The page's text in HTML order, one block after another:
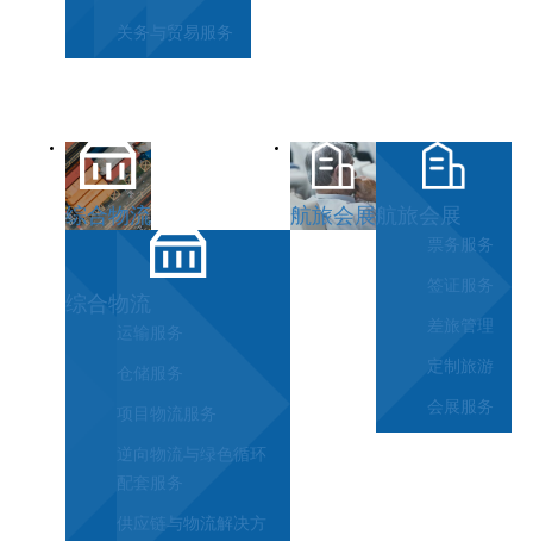
关务与贸易服务
综合物流
综合物流
运输服务
仓储服务
项目物流服务
逆向物流与绿色循环
配套服务
供应链与物流解决方
航旅会展航旅会展
票务服务
签证服务
差旅管理
定制旅游
会展服务